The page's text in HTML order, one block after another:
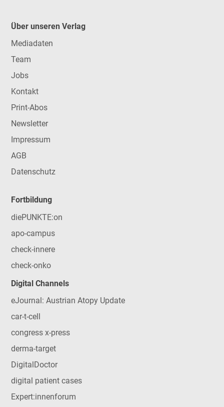
Über unseren Verlag
Mediadaten
Team
Jobs
Kontakt
Print-Abos
Newsletter
Impressum
AGB
Datenschutz
Fortbildung
diePUNKTE:on
apo-campus
check-innere
check-onko
Digital Channels
eJournal: Austrian Atopy Update
car-t-cell
congress x-press
derma-target
DigitalDoctor
digital patient cases
Expert:innenforum